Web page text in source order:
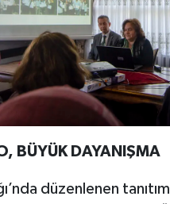
BÜYÜK DAYANIŞMA
düzenlenen tanıtım